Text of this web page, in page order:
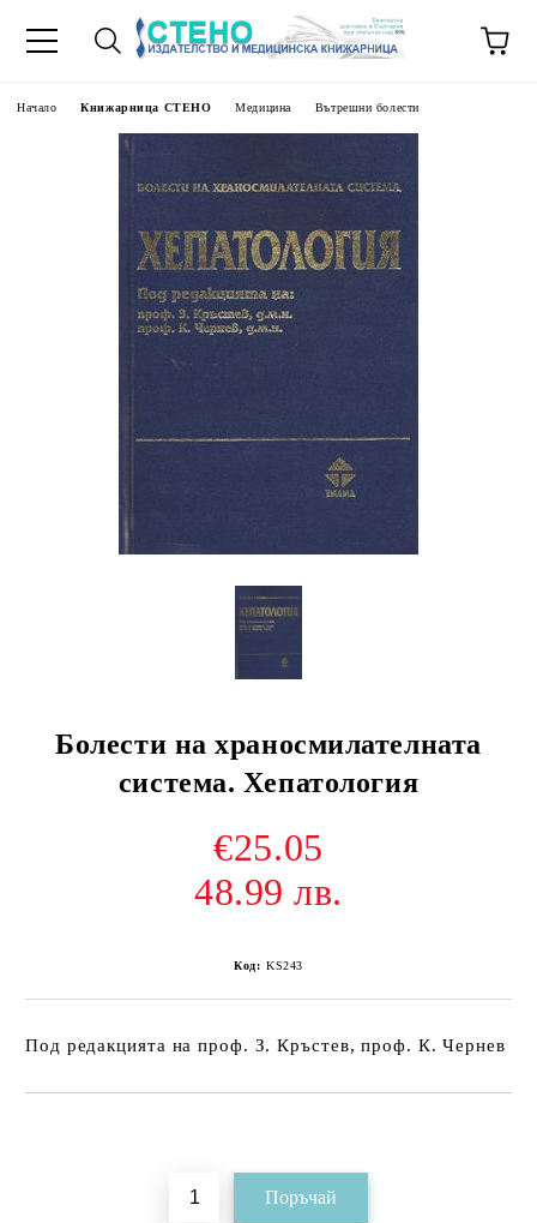
Начало Книжарница СТЕНО Медицина Вътрешни болести
Болести на храносмилателната
система. Хепатология
€25.05
48.99 лв.
Код: KS243
Под редакцията на проф. З. Кръстев, проф. К. Чернев